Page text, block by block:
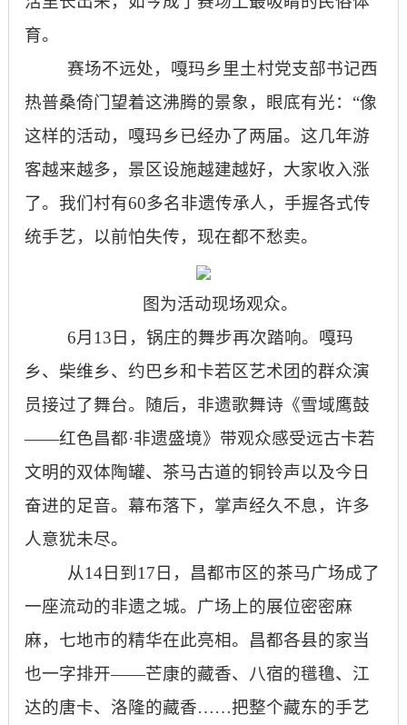
育。
赛场不远处，嘎玛乡里土村党支部书记西
热普桑倚门望着这沸腾的景象，眼底有光：“像
这样的活动，嘎玛乡已经办了两届。这几年游
客越来越多，景区设施越建越好，大家收入涨
了。我们村有60多名非遗传承人，手握各式传
统手艺，以前怕失传，现在都不愁卖。
图为活动现场观众。
6月13日，锅庄的舞步再次踏响。嘎玛
乡、柴维乡、约巴乡和卡若区艺术团的群众演
员接过了舞台。随后，非遗歌舞诗《雪域鹰鼓
——红色昌都·非遗盛境》带观众感受远古卡若
文明的双体陶罐、茶马古道的铜铃声以及今日
奋进的足音。幕布落下，掌声经久不息，许多
人意犹未尽。
从14日到17日，昌都市区的茶马广场成了
一座流动的非遗之城。广场上的展位密密麻
麻，七地市的精华在此亮相。昌都各县的家当
也一字排开——芒康的藏香、八宿的氆氇、江
达的唐卡、洛隆的藏香……把整个藏东的手艺